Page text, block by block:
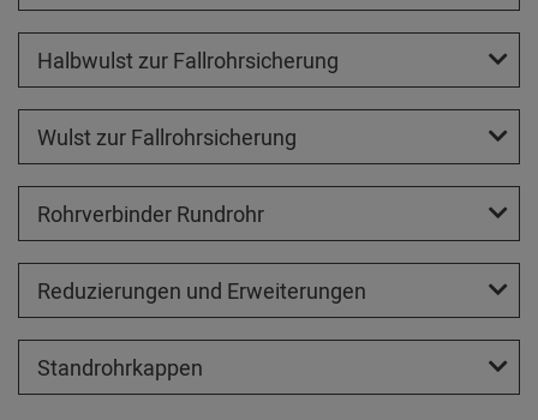
Halbwulst zur Fallrohrsicherung
Wulst zur Fallrohrsicherung
Rohrverbinder Rundrohr
Reduzierungen und Erweiterungen
Standrohrkappen